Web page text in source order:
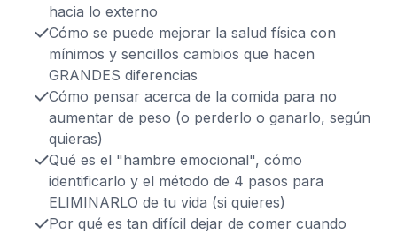
hacia lo externo
Cómo se puede mejorar la salud física con
mínimos y sencillos cambios que hacen
GRANDES diferencias
Cómo pensar acerca de la comida para no
aumentar de peso (o perderlo o ganarlo, según
quieras)
Qué es el "hambre emocional", cómo
identificarlo y el método de 4 pasos para
ELIMINARLO de tu vida (si quieres)
Por qué es tan difícil dejar de comer cuando